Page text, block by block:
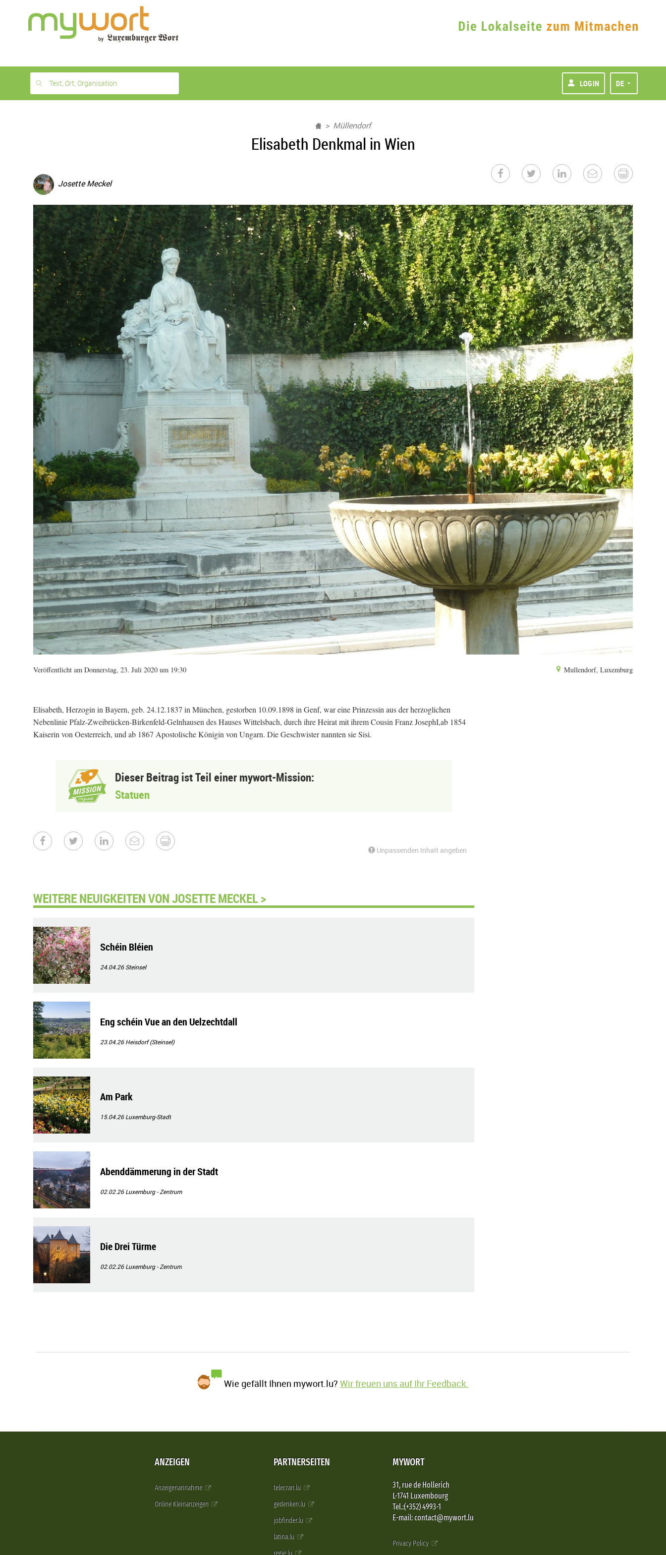
month
free
Text, Ort, Organisation LOGIN DE
Müllendorf
Elisabeth Denkmal in Wien
Josette Meckel
Veröffentlicht am Donnerstag, 23. Juli 2020 um 19:30 Mullendorf, Luxemburg
Elisabeth, Herzogin in Bayern, geb. 24.12.1837 in München, gestorben 10.09.1898 in Genf, war eine Prinzessin aus der herzoglichen
Nebenlinie Pfalz-Zweibrücken-Birkenfeld-Gelnhausen des Hauses Wittelsbach, durch ihre Heirat mit ihrem Cousin Franz JosephI,ab 1854
Kaiserin von Oesterreich, und ab 1867 Apostolische Königin von Ungarn. Die Geschwister nannten sie Sisi.
Dieser Beitrag ist Teil einer mywort-Mission:
Statuen
Unpassenden Inhalt angeben
WEITERE NEUIGKEITEN VON JOSETTE MECKEL >
Schéin Bléien
24.04.26Steinsel
Eng schéin Vue an den Uelzechtdall
23.04.26Heisdorf (Steinsel)
Am Park
15.04.26Luxemburg-Stadt
Abenddämmerung in der Stadt
02.02.26Luxemburg - Zentrum
Die Drei Türme
02.02.26Luxemburg - Zentrum
Wie gefällt Ihnen mywort.lu?Wir freuen uns auf Ihr Feedback.
ANZEIGEN
Anzeigenannahme
Online Kleinanzeigen
PARTNERSEITEN
telecran.lu
gedenken.lu
jobfinder.lu
latina.lu
MYWORT
31, rue de Hollerich
L-1741 Luxembourg
Tel.:(+352) 4993-1
E-mail: contact@mywort.lu
Privacy Policy